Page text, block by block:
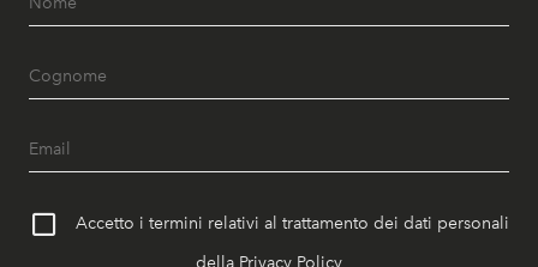
Accetto i termini relativi al trattamento dei dati personali
della Privacy Policy